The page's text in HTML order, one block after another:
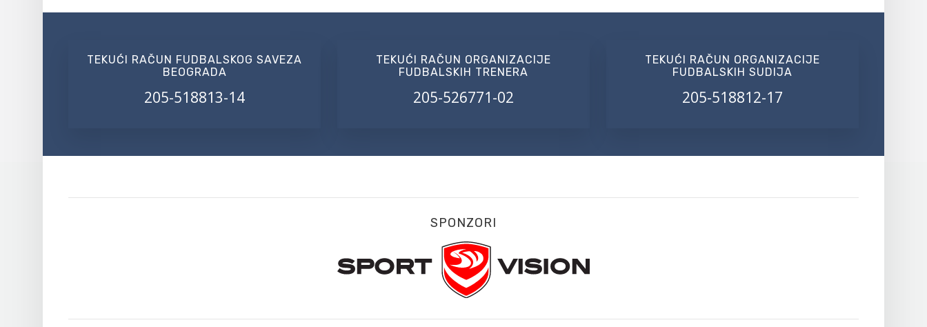
TEKUĆI RAČUN FUDBALSKOG SAVEZA
BEOGRADA
205-518813-14
TEKUĆI RAČUN ORGANIZACIJE
FUDBALSKIH TRENERA
205-526771-02
TEKUĆI RAČUN ORGANIZACIJE
FUDBALSKIH SUDIJA
205-518812-17
SPONZORI